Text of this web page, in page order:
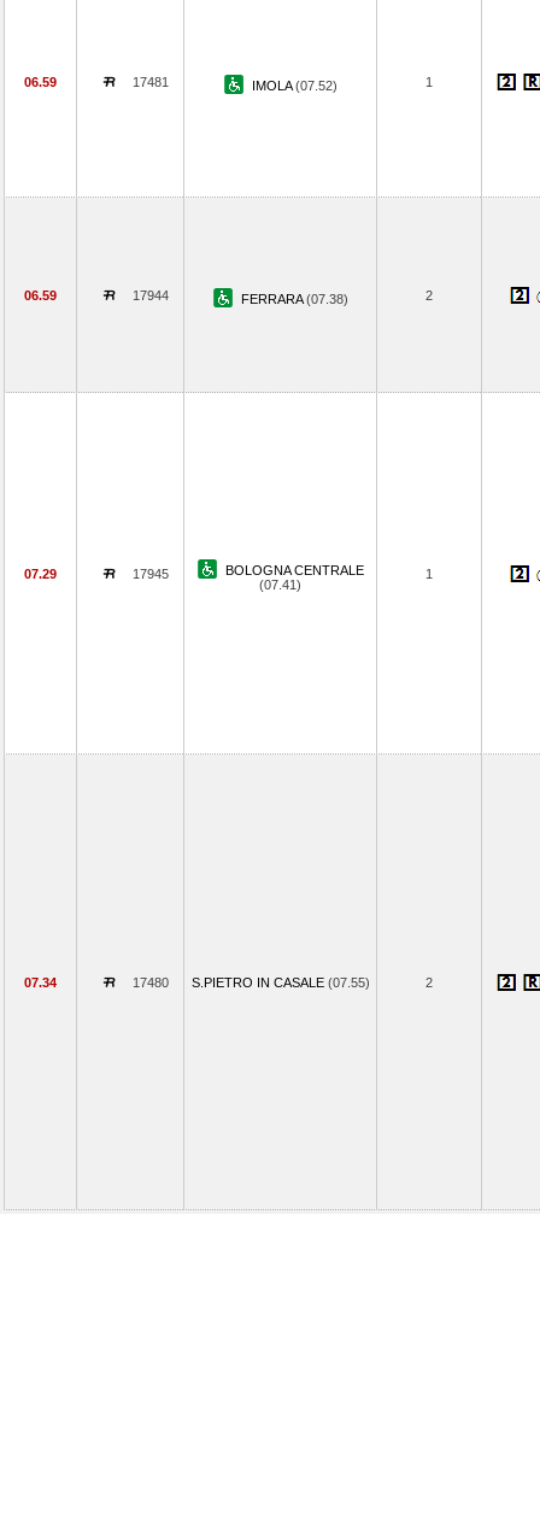
06.59 17481 IMOLA(07.52) 1
06.59 17944 FERRARA(07.38) 2
07.29 17945
BOLOGNA CENTRALE
(07.41)
1
07.34 17480 S.PIETRO IN CASALE (07.55) 2